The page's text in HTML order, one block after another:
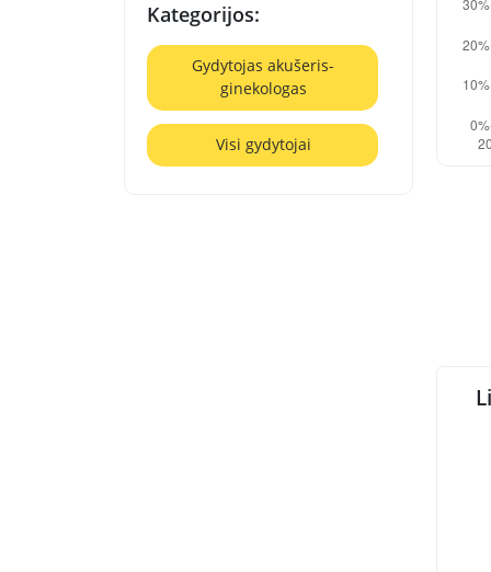
Kategorijos:
Gydytojas akušeris-
ginekologas
Visi gydytojai